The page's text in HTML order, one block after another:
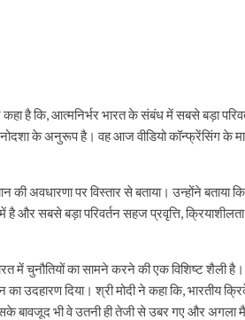
कहा है कि, आत्मनिर्भर भारत के संबंध में सबसे बड़ा
के अनुरूप है। वह आज वीडियो कॉन्फ्रेंसिंग के
की अवधारणा पर विस्तार से बताया। उन्होंने
है और सबसे बड़ा परिवर्तन सहज प्रवृत्ति,
में चुनौतियों का सामने करने की एक विशिष्ट शैली
का उदहारण दिया। श्री मोदी ने कहा कि, भारतीय
बावजूद भी वे उतनी ही तेजी से उबर गए और अगला